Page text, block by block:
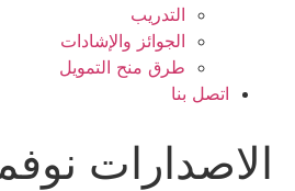
الجوائز والإشادات
طرق منح التمويل
نوفمبر 2